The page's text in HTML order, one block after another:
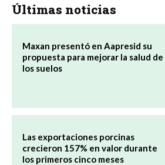
Últimas noticias
Maxan presentó en Aapresid su
propuesta para mejorar la salud de
los suelos
Las exportaciones porcinas
crecieron 157% en valor durante
los primeros cinco meses